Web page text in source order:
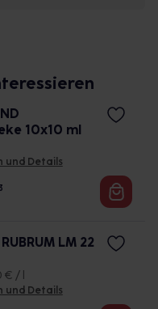
10x10 ml
und Details
LM 22
€ / l
und Details